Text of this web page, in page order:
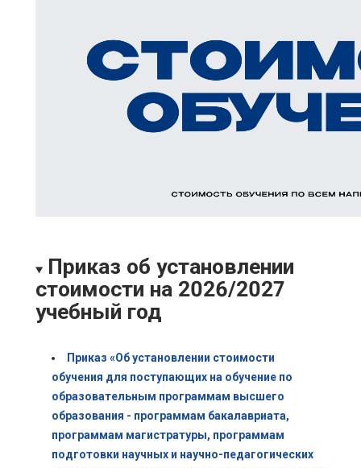
Приказ об установлении
стоимости на 2026/2027
учебный год
Приказ «Об установлении стоимости
обучения для поступающих на обучение по
образовательным программам высшего
образования - программам бакалавриата,
программам магистратуры, программам
подготовки научных и научно-педагогических